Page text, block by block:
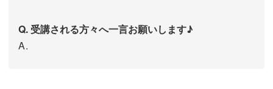
Q. 受講される方々へ一言お願いします♪
A.